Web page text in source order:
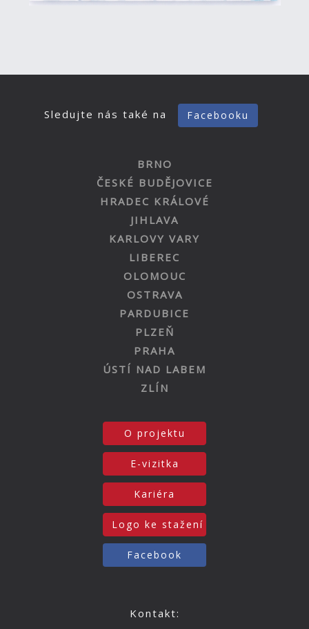
Sledujte nás také na Facebooku
BRNO
ČESKÉ BUDĚJOVICE
HRADEC KRÁLOVÉ
JIHLAVA
KARLOVY VARY
LIBEREC
OLOMOUC
OSTRAVA
PARDUBICE
PLZEŇ
PRAHA
ÚSTÍ NAD LABEM
ZLÍN
O projektu
E-vizitka
Kariéra
Logo ke stažení
Facebook
Kontakt: